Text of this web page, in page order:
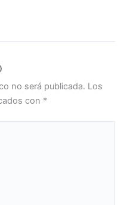
no será publicada. Los
con *